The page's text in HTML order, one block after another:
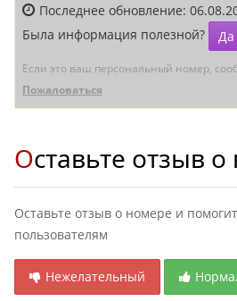
Последнее обновление:
Была информация полезной?
Да
Если это ваш персональный номер,
Пожаловаться
Оставьте отзыв
Оставьте отзыв о номере и
пользователям
Нежелательный